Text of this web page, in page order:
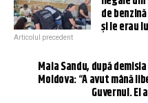
de
și le erau
Articolul precedent
Maia Sandu, după
Moldova: “A avut mână
Guvernul. El